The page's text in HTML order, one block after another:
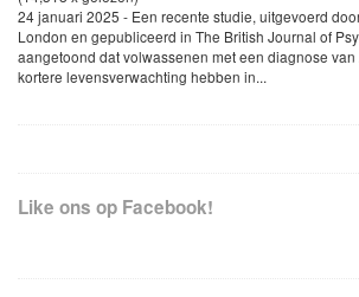
24 januari 2025 - Een recente studie, uitgevoerd
London en gepubliceerd in The British Journal of
aangetoond dat volwassenen met een diagnose
kortere levensverwachting hebben in...
Like ons op Facebook!